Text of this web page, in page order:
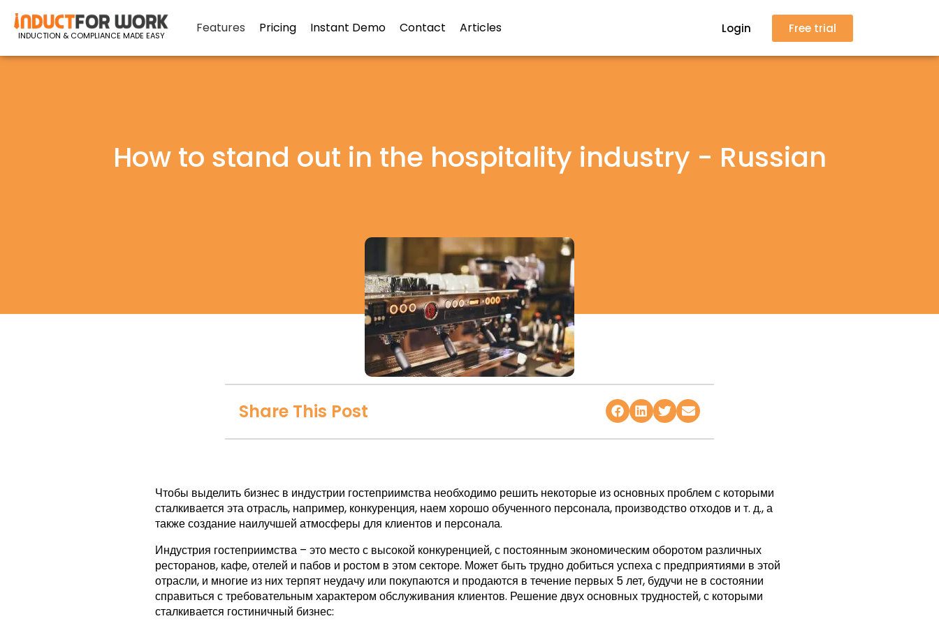
INDUCTION & COMPLIANCE MADE EASY Features Pricing Instant Demo Contact Articles Login Free trial
How to stand out in the hospitality industry - Russian
Share This Post
Чтобы выделить бизнес в индустрии гостеприимства необходимо решить некоторые из основных проблем с которыми
сталкивается эта отрасль, например, конкуренция, наем хорошо обученного персонала, производство отходов и т. д., а
также создание наилучшей атмосферы для клиентов и персонала.
Индустрия гостеприимства – это место с высокой конкуренцией, с постоянным экономическим оборотом различных
ресторанов, кафе, отелей и пабов и ростом в этом секторе. Может быть трудно добиться успеха с предприятиями в этой
отрасли, и многие из них терпят неудачу или покупаются и продаются в течение первых 5 лет, будучи не в состоянии
справиться с требовательным характером обслуживания клиентов. Решение двух основных трудностей, с которыми
сталкивается гостиничный бизнес: